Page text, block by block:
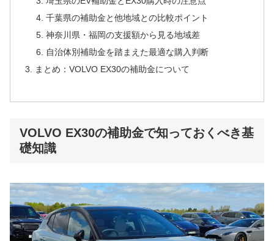
千葉県の補助金と他地域との比較ポイント
神奈川県・福岡の支援額から見る地域差
自治体別補助金を踏まえた最適な購入判断
まとめ：VOLVO EX30の補助金について
VOLVO EX30の補助金で知っておくべき基
礎知識